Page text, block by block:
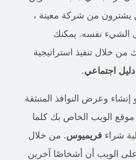
من شركة معينة ،
نفسه. يمكنك
خلال تنفيذ استراتيجية
اجتماعي.
وعرض النوافذ المنبثقة
الويب الخاص بك كلما
فريميوس. من خلال
الويب أن أشخاصًا آخرين